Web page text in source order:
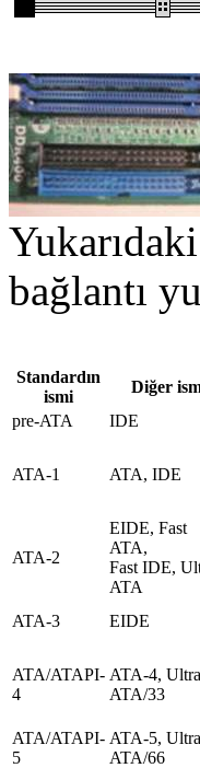
bağlantı
Standardın
ismi
Diğer
pre-ATA
IDE
ATA-1 ATA, IDE
ATA-2
EIDE, Fast
ATA,
Fast IDE,
ATA
ATA-3 EIDE
ATA/ATAPI-
4
ATA-4, Ultra
ATA/33
ATA/ATAPI-
5
ATA-5, Ultra
ATA/66